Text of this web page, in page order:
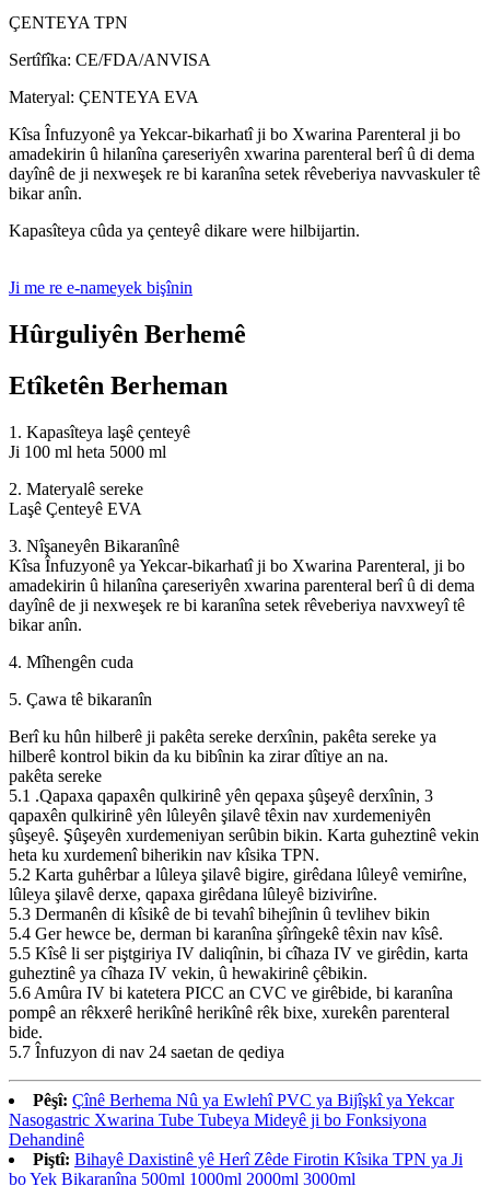
ÇENTEYA TPN
Sertîfîka: CE/FDA/ANVISA
Materyal: ÇENTEYA EVA
Kîsa Înfuzyonê ya Yekcar-bikarhatî ji bo Xwarina Parenteral ji bo
amadekirin û hilanîna çareseriyên xwarina parenteral berî û di dema
dayînê de ji nexweşek re bi karanîna setek rêveberiya navvaskuler tê
bikar anîn.
Kapasîteya cûda ya çenteyê dikare were hilbijartin.
Ji me re e-nameyek bişînin
Hûrguliyên Berhemê
Etîketên Berheman
1. Kapasîteya laşê çenteyê
Ji 100 ml heta 5000 ml
2. Materyalê sereke
Laşê Çenteyê EVA
3. Nîşaneyên Bikaranînê
Kîsa Înfuzyonê ya Yekcar-bikarhatî ji bo Xwarina Parenteral, ji bo
amadekirin û hilanîna çareseriyên xwarina parenteral berî û di dema
dayînê de ji nexweşek re bi karanîna setek rêveberiya navxweyî tê
bikar anîn.
4. Mîhengên cuda
5. Çawa tê bikaranîn
Berî ku hûn hilberê ji pakêta sereke derxînin, pakêta sereke ya
hilberê kontrol bikin da ku bibînin ka zirar dîtiye an na.
pakêta sereke
5.1 .Qapaxa qapaxên qulkirinê yên qepaxa şûşeyê derxînin, 3
qapaxên qulkirinê yên lûleyên şilavê têxin nav xurdemeniyên
şûşeyê. Şûşeyên xurdemeniyan serûbin bikin. Karta guheztinê vekin
heta ku xurdemenî biherikin nav kîsika TPN.
5.2 Karta guhêrbar a lûleya şilavê bigire, girêdana lûleyê vemirîne,
lûleya şilavê derxe, qapaxa girêdana lûleyê bizivirîne.
5.3 Dermanên di kîsikê de bi tevahî bihejînin û tevlihev bikin
5.4 Ger hewce be, derman bi karanîna şîrîngekê têxin nav kîsê.
5.5 Kîsê li ser piştgiriya IV daliqînin, bi cîhaza IV ve girêdin, karta
guheztinê ya cîhaza IV vekin, û hewakirinê çêbikin.
5.6 Amûra IV bi katetera PICC an CVC ve girêbide, bi karanîna
pompê an rêkxerê herikînê herikînê rêk bixe, xurekên parenteral
bide.
5.7 Înfuzyon di nav 24 saetan de qediya
Pêşî: Çînê Berhema Nû ya Ewlehî PVC ya Bijîşkî ya Yekcar
Nasogastric Xwarina Tube Tubeya Mideyê ji bo Fonksiyona
Dehandinê
Piştî: Bihayê Daxistinê yê Herî Zêde Firotin Kîsika TPN ya Ji
bo Yek Bikaranîna 500ml 1000ml 2000ml 3000ml